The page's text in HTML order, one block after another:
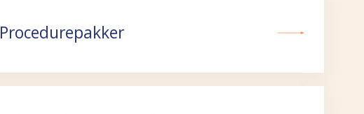
Procedurepakker